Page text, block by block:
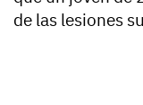
de las lesiones